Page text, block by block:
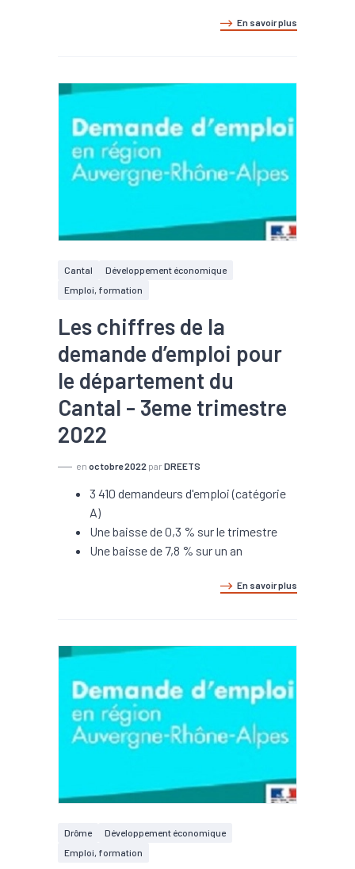
En savoir plus
Cantal
Développement économique
Emploi, formation
Les chiffres de la
demande d’emploi pour
le département du
Cantal - 3eme trimestre
2022
en octobre 2022 par DREETS
3 410 demandeurs d'emploi (catégorie
A)
Une baisse de 0,3 % sur le trimestre
Une baisse de 7,8 % sur un an
En savoir plus
Drôme
Développement économique
Emploi, formation